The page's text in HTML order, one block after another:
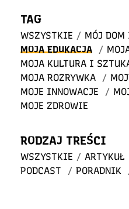
TAG
WSZYSTKIE / MÓJ DOM
MOJA EDUKACJA
/
MOJA KULTURA I
MOJA ROZRYWKA
/
MOJE INNOWACJE
/
MOJE ZDROWIE
RODZAJ TREŚCI
WSZYSTKIE / ARTYKUŁ
PODCAST
/ PORADNIK